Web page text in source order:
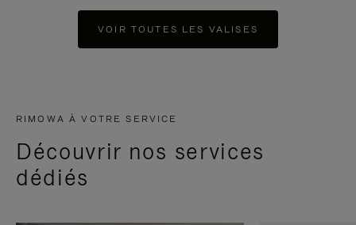
VOIR TOUTES LES VALISES
RIMOWA À VOTRE SERVICE
Découvrir nos services
dédiés